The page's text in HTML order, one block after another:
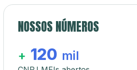
NOSSOS NÚMEROS
+ 120 mil